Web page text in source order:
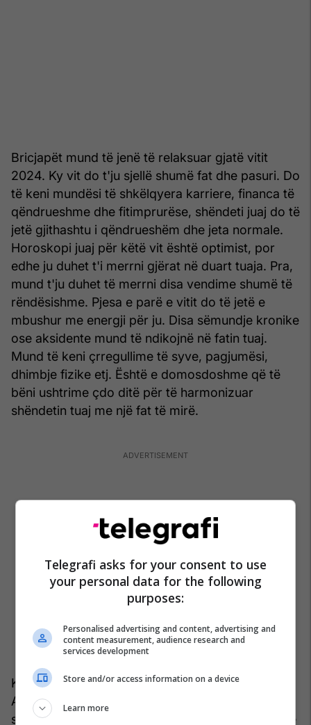
Bricjapët mund të jenë të relaksuar gjatë vitit
2024. Ky vit do t'ju sjellë shumë fat dhe pasuri. Do
të keni mundësi të shkëlqyera karriere, financa të
qëndrueshme dhe fitimprurëse, shëndeti juaj do të
jetë gjithashtu i qëndrueshëm dhe jeta normale.
Horoskopi juaj për këtë vit është optimist, por
edhe ju duhet t'i merrni gjërat në duart tuaja. Pra,
mund t'ju duhet të merrni disa vendime shumë të
rëndësishme. Pjesa e parë e vitit do të jetë e
mbushur me energji për ju. Disa sëmundje kronike
ose aksidente mund të ndikojnë në fatin tuaj.
Mund të keni çrregullime të syve, pagjumësi,
dhimbje fizike etj. Është e domosdoshme që të
bëni ushtrime çdo ditë për të harmonizuar
shëndetin tuaj me një fat të mirë.
Ky vit do të jetë shumë i mirë për studentët.
Angazhimi juaj i madh në studime do të jetë e
suksesshme dhe do të merrni rezultate të mira në
Telegrafi asks for your consent to use
your personal data for the following
purposes:
Personalised advertising and content, advertising and
content measurement, audience research and
services development
Store and/or access information on a device
Learn more